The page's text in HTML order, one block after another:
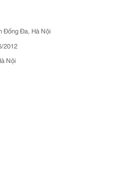
Đống Đa, Hà Nội
2012
Nội